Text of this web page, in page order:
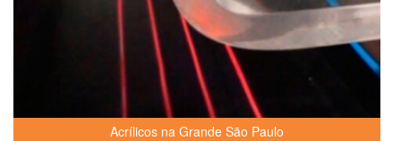
Acrílicos na Grande São Paulo